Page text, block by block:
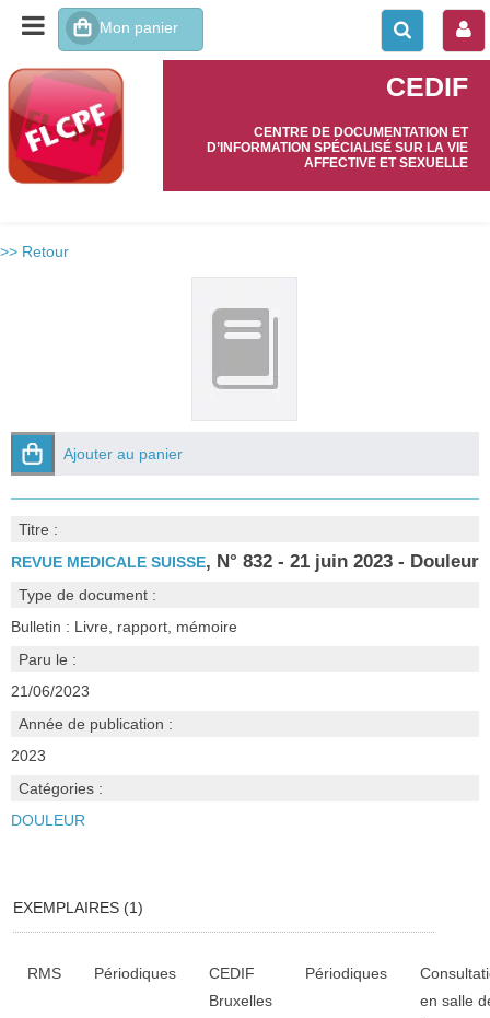
CEDIF
CENTRE DE DOCUMENTATION ET
D’INFORMATION SPÉCIALISÉ SUR LA VIE
AFFECTIVE ET SEXUELLE
>> Retour
Ajouter au panier
Titre :
REVUE MEDICALE SUISSE, N° 832 - 21 juin 2023 - Douleur
Type de document :
Bulletin : Livre, rapport, mémoire
Paru le :
21/06/2023
Année de publication :
2023
Catégories :
DOULEUR
EXEMPLAIRES (1)
RMS
Périodiques
CEDIF
Bruxelles
Périodiques
en salle